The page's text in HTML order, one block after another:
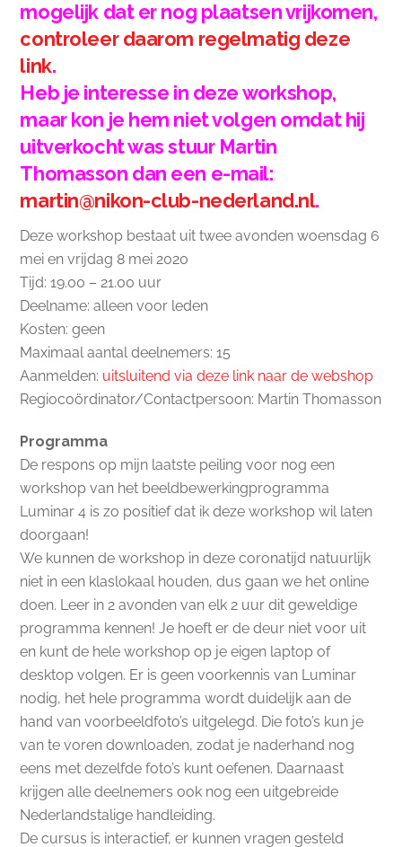
mogelijk dat er nog plaatsen vrijkomen,
controleer daarom regelmatig deze
link.
Heb je interesse in deze workshop,
maar kon je hem niet volgen omdat hij
uitverkocht was stuur Martin
Thomasson dan een e-mail:
martin@nikon-club-nederland.nl.
Deze workshop bestaat uit twee avonden woensdag 6
mei en vrijdag 8 mei 2020
Tijd: 19.00 – 21.00 uur
Deelname: alleen voor leden
Kosten: geen
Maximaal aantal deelnemers: 15
Aanmelden: uitsluitend via deze link naar de webshop
Regiocoördinator/Contactpersoon: Martin Thomasson
Programma
De respons op mijn laatste peiling voor nog een
workshop van het beeldbewerkingprogramma
Luminar 4 is zo positief dat ik deze workshop wil laten
doorgaan!
We kunnen de workshop in deze coronatijd natuurlijk
niet in een klaslokaal houden, dus gaan we het online
doen. Leer in 2 avonden van elk 2 uur dit geweldige
programma kennen! Je hoeft er de deur niet voor uit
en kunt de hele workshop op je eigen laptop of
desktop volgen. Er is geen voorkennis van Luminar
nodig, het hele programma wordt duidelijk aan de
hand van voorbeeldfoto’s uitgelegd. Die foto’s kun je
van te voren downloaden, zodat je naderhand nog
eens met dezelfde foto’s kunt oefenen. Daarnaast
krijgen alle deelnemers ook nog een uitgebreide
Nederlandstalige handleiding.
De cursus is interactief, er kunnen vragen gesteld